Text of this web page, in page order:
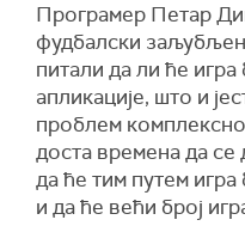
Програмер Петар
фудбалски
питали да ли ће
апликације, што и
проблем
доста времена да се
да ће тим путем
и да ће већи број